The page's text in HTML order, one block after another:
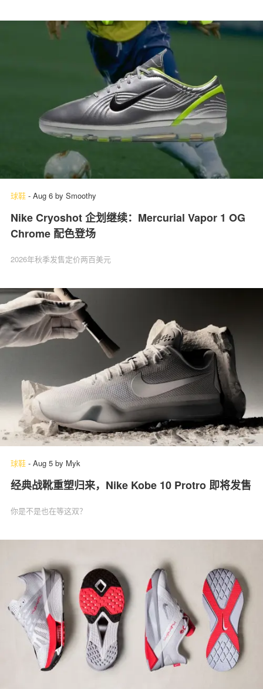
球鞋 - Aug 6 by Smoothy
Nike Cryoshot 企划继续：Mercurial Vapor 1 OG
Chrome 配色登场
2026年秋季发售定价两百美元
球鞋 - Aug 5 by Myk
经典战靴重塑归来，Nike Kobe 10 Protro 即将发售
你是不是也在等这双？